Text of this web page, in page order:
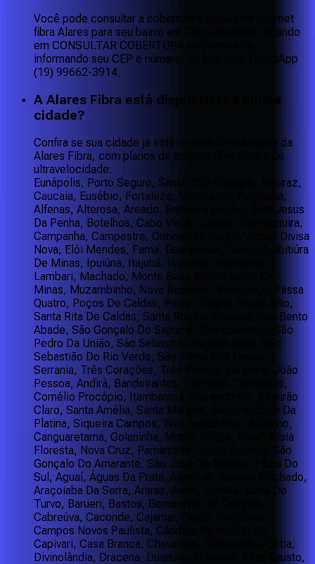
Você pode consultar a cobertura e planos de internet
fibra Alares para seu bairro em Canguaretama clicando
em CONSULTAR COBERTURA no nosso site,
informando seu CEP e número, ou fale pelo WhatsApp
(19) 99662-3914.
A Alares Fibra está disponível na minha
cidade?
Confira se sua cidade já está na área de cobertura da
Alares Fibra, com planos de internet fibra óptica de
ultravelocidade:
Eunápolis, Porto Seguro, Santa Cruz Cabrália, Aquiraz,
Caucaia, Eusébio, Fortaleza, Maracanaú, Pacatuba,
Alfenas, Alterosa, Areado, Bandeira Do Sul, Bom Jesus
Da Penha, Botelhos, Cabo Verde, Caldas, Cambuquira,
Campanha, Campestre, Conceição Do Rio Verde, Divisa
Nova, Elói Mendes, Fama, Guaranésia, Guaxupé, Ibitiúra
De Minas, Ipuiúna, Itajubá, Itamonte, Itanhandu,
Lambari, Machado, Monte Belo, Monte Santo De
Minas, Muzambinho, Nova Resende, Paraguaçu, Passa
Quatro, Poços De Caldas, Pouso Alegre, Pouso Alto,
Santa Rita De Caldas, Santa Rita Do Sapucaí, São Bento
Abade, São Gonçalo Do Sapucaí, São Lourenço, São
Pedro Da União, São Sebastião Da Bela Vista, São
Sebastião Do Rio Verde, São Tomé Das Letras,
Serrania, Três Corações, Três Pontas, Varginha, João
Pessoa, Andirá, Bandeirantes, Cambará, Carlópolis,
Cornélio Procópio, Itambaracá, Jacarezinho, Ribeirão
Claro, Santa Amélia, Santa Mariana, Santo Antônio Da
Platina, Siqueira Campos, Wenceslau Braz, Brejinho,
Canguaretama, Goianinha, Monte Alegre, Natal, Nísia
Floresta, Nova Cruz, Parnamirim, Santo Antônio, São
Gonçalo Do Amarante, São José De Mipibu, Tibau Do
Sul, Aguaí, Águas Da Prata, Alambari, Álvares Machado,
Araçoiaba Da Serra, Araras, Assis, Atibaia, Barra Do
Turvo, Barueri, Bastos, Bernardino De Campos,
Cabreúva, Caconde, Cajamar, Cajati, Campinas,
Campos Novos Paulista, Cândido Mota, Canitar,
Capivari, Casa Branca, Chavantes, Clementina, Cotia,
Divinolândia, Dracena, Duartina, Eldorado, Elias Fausto,